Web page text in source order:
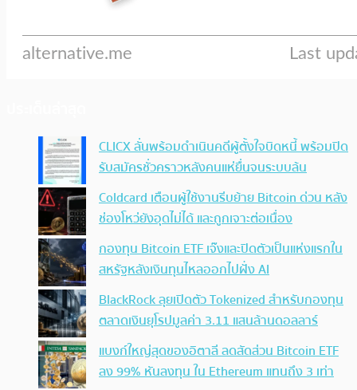
CLICX ลั่นพร้อมดำเนินคดีผู้ตั้งใจบิดหนี้ พร้อมปิด
รับสมัครชั่วคราวหลังคนแห่ยื่นจนระบบล้น
Coldcard เตือนผู้ใช้งานรีบย้าย Bitcoin ด่วน หลัง
ช่องโหว่ยังอุดไม่ได้ และถูกเจาะต่อเนื่อง
กองทุน Bitcoin ETF เจ๊งและปิดตัวเป็นแห่งแรกใน
สหรัฐหลังเงินทุนไหลออกไปฝั่ง AI
BlackRock ลุยเปิดตัว Tokenized สำหรับกองทุน
ตลาดเงินยุโรปมูลค่า 3.11 แสนล้านดอลลาร์
แบงก์ใหญ่สุดของอิตาลี ลดสัดส่วน Bitcoin ETF
ลง 99% หันลงทุน ใน Ethereum แทนถึง 3 เท่า